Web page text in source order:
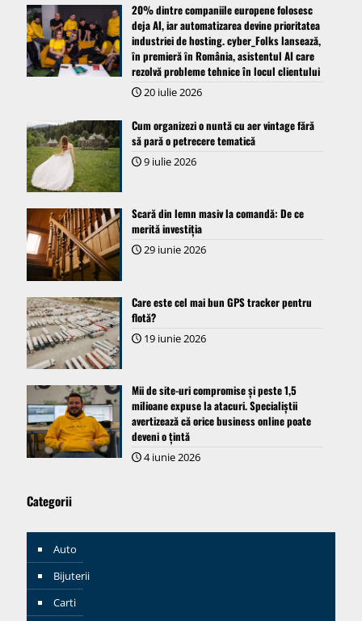
20% dintre companiile europene folosesc
deja AI, iar automatizarea devine prioritatea
industriei de hosting. cyber_Folks lansează,
ȋn premieră ȋn România, asistentul AI care
rezolvă probleme tehnice în locul clientului
20 iulie 2026
Cum organizezi o nuntă cu aer vintage fără
să pară o petrecere tematică
9 iulie 2026
Scară din lemn masiv la comandă: De ce
merită investiția
29 iunie 2026
Care este cel mai bun GPS tracker pentru
flotă?
19 iunie 2026
Mii de site-uri compromise și peste 1,5
milioane expuse la atacuri. Specialiștii
avertizează că orice business online poate
deveni o țintă
4 iunie 2026
Categorii
Auto
Bijuterii
Carti